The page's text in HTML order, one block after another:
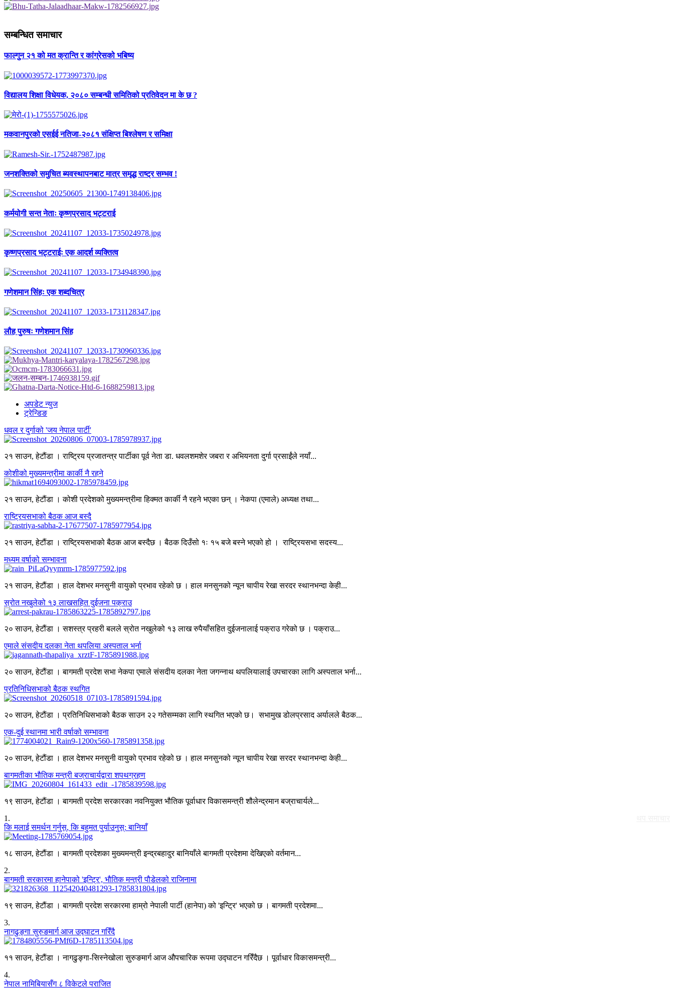
सम्बन्धित समाचार
फाल्गुन २१ को मत क्रान्ति र कांग्रेसको भबिष्य
विद्यालय शिक्षा विधेयक, २०८० सम्बन्धी समितिको प्रतिवेदन मा के छ ?
मकवानपुरको एसईई नतिजा-२०८१ संक्षिप्त बिश्लेषण र समिक्षा
जनशक्तिको समुचित ब्यवस्थापनबाट मात्र समृद्ध राष्ट्र सम्भव !
कर्मयोगी सन्त नेताः कृष्णप्रसाद भट्टराई
कृष्णप्रसाद भट्टराईः एक आदर्श व्यक्तित्व
गणेशमान सिंहः एक शब्दचित्र
लौह पुरुषः गणेशमान सिंह
अपडेट न्युज
ट्रेन्डिङ
धवल र दुर्गाको 'जय नेपाल पार्टी'
२१ साउन, हेटौंडा । राष्ट्रिय प्रजातन्त्र पार्टीका पूर्व नेता डा. धवलशमशेर जबरा र अभियनता दुर्गा प्रसाईंले नयाँ...
कोशीको मुख्यमन्त्रीमा कार्की नै रहने
२१ साउन, हेटौंडा । कोशी प्रदेशको मुख्यमन्त्रीमा हिक्मत कार्की नै रहने भएका छन् । नेकपा (एमाले) अध्यक्ष तथा...
राष्ट्रियसभाको बैठक आज बस्दै
२१ साउन, हेटौंडा । राष्ट्रियसभाको बैठक आज बस्दैछ । बैठक दिउँसो १ः १५ बजे बस्ने भएको हो । राष्ट्रियसभा सदस्य...
मध्यम वर्षाको सम्भावना
२१ साउन, हेटौंडा । हाल देशभर मनसुनी वायुको प्रभाव रहेको छ । हाल मनसुनको न्यून चापीय रेखा सरदर स्थानभन्दा केही...
स्रोत नखुलेको १३ लाखसहित दुईजना पक्राउ
२० साउन, हेटौंडा । सशस्त्र प्रहरी बलले स्रोत नखुलेको १३ लाख रुपैयाँसहित दुईजनालाई पक्राउ गरेको छ । पक्राउ...
एमाले संसदीय दलका नेता थपलिया अस्पताल भर्ना
२० साउन, हेटौंडा । बागमती प्रदेश सभा नेकपा एमाले संसदीय दलका नेता जगन्नाथ थपलियालाई उपचारका लागि अस्पताल भर्ना...
प्रतिनिधिसभाको बैठक स्थगित
२० साउन, हेटौंडा । प्रतिनिधिसभाको बैठक साउन २२ गतेसम्मका लागि स्थगित भएको छ। सभामुख डोलप्रसाद अर्यालले बैठक...
एक-दुई स्थानमा भारी वर्षाको सम्भावना
२० साउन, हेटौंडा । हाल देशभर मनसुनी वायुको प्रभाव रहेको छ । हाल मनसुनको न्यून चापीय रेखा सरदर स्थानभन्दा केही...
बागमतीका भौतिक मन्त्री बज्राचार्यद्वारा शपथग्रहण
१९ साउन, हेटौंडा । बागमती प्रदेश सरकारका नवनियुक्त भौतिक पूर्वाधार विकासमन्त्री शौलेन्द्रमान बज्राचार्यले...
1 .
कि मलाई समर्थन गर्नुस्, कि बहुमत पुर्याउनुस्: बानियाँ
१८ साउन, हेटौंडा । बागमती प्रदेशका मुख्यमन्त्री इन्द्रबहादुर बानियाँले बागमती प्रदेशमा देखिएको वर्तमान...
2.
बागमती सरकारमा हानेपाको 'इन्ट्रि', भौतिक मन्त्री पौडेलको राजिनामा
१९ साउन, हेटौंडा । बागमती प्रदेश सरकारमा हाम्रो नेपाली पार्टी (हानेपा) को 'इन्ट्रि' भएको छ । बागमती प्रदेशमा...
3.
नागढुङ्गा सुरुङमार्ग आज उद्घाटन गरिँदै
११ साउन, हेटौंडा । नागढुङ्गा-सिस्नेखोला सुरुङमार्ग आज औपचारिक रूपमा उद्घाटन गरिँदैछ । पूर्वाधार विकासमन्त्री...
4.
नेपाल नामिबियासँग ८ विकेटले पराजित